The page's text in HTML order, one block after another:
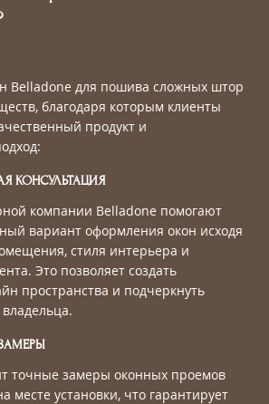
Belladone для пошива сложных штор
благодаря которым клиенты
продукт и
КОНСУЛЬТАЦИЯ
компании Belladone помогают
вариант оформления окон исходя
стиля интерьера и
Это позволяет создать
пространства и подчеркнуть
точные замеры оконных проемов
месте установки, что гарантирует